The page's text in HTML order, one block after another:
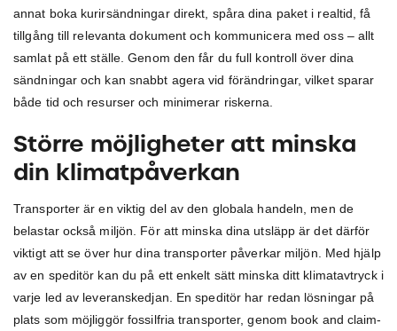
annat boka kurirsändningar direkt, spåra dina paket i realtid, få
tillgång till relevanta dokument och kommunicera med oss – allt
samlat på ett ställe. Genom den får du full kontroll över dina
sändningar och kan snabbt agera vid förändringar, vilket sparar
både tid och resurser och minimerar riskerna.
Större möjligheter att minska
din klimatpåverkan
Transporter är en viktig del av den globala handeln, men de
belastar också miljön. För att minska dina utsläpp är det därför
viktigt att se över hur dina transporter påverkar miljön. Med hjälp
av en speditör kan du på ett enkelt sätt minska ditt klimatavtryck i
varje led av leveranskedjan. En speditör har redan lösningar på
plats som möjliggör fossilfria transporter, genom book and claim-